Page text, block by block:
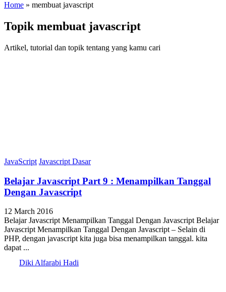
Home » membuat javascript
Topik membuat javascript
Artikel, tutorial dan topik tentang yang kamu cari
JavaScript Javascript Dasar
Belajar Javascript Part 9 : Menampilkan Tanggal
Dengan Javascript
12 March 2016
Belajar Javascript Menampilkan Tanggal Dengan Javascript Belajar
Javascript Menampilkan Tanggal Dengan Javascript – Selain di
PHP, dengan javascript kita juga bisa menampilkan tanggal. kita
dapat ...
Diki Alfarabi Hadi